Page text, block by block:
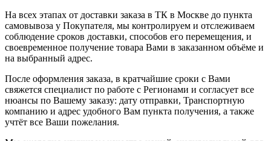
На всех этапах от доставки заказа в ТК в Москве до пункта
самовывоза у Покупателя, мы контролируем и отслеживаем
соблюдение сроков доставки, способов его перемещения, и
своевременное получение товара Вами в заказанном объёме и
на выбранный адрес.
После оформления заказа, в кратчайшие сроки с Вами
свяжется специалист по работе с Регионами и согласует все
нюансы по Вашему заказу: дату отправки, Транспортную
компанию и адрес удобного Вам пункта получения, а также
учтёт все Ваши пожелания.